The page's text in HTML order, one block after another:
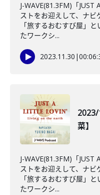
J-WAVE(81.3FM)「
ストをお迎えして、ナビ
「旅するおむすび屋」
たワークシ...
2023.11.30 |
菜】
J-WAVE(81.3FM)「
ストをお迎えして、ナビ
「旅するおむすび屋」
たワークシ...